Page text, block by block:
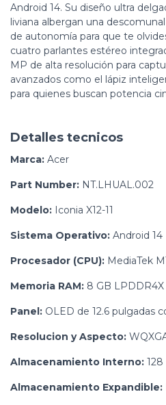
Android 14. Su diseño ultra
liviana albergan una
de autonomía para que te
cuatro parlantes estéreo
MP de alta resolución para
avanzados como el lápiz
para quienes buscan potencia
Detalles tecnicos
Marca: Acer
Part Number: NT.LHUAL.002
Modelo: Iconia X12-11
Sistema Operativo: Android 14
Procesador (CPU): MediaTek
Memoria RAM: 8 GB
Panel: OLED de 12.6 pulgadas
Resolucion y Aspecto:
Almacenamiento Interno: 128
Almacenamiento Expandible: